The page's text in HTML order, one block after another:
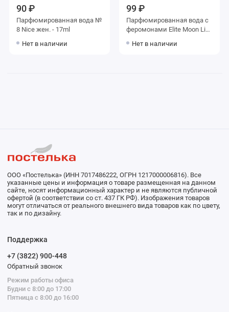
90 ₽
Парфюмированная вода №
8 Nice жен. - 17ml
Нет в наличии
99 ₽
Парфюмированная вода с
феромонами Elite Moon Ligh
Нет в наличии
ООО «Постелька» (ИНН 7017486222, ОГРН 1217000006816). Все
указанные цены и информация о товаре размещенная на данном
сайте, носят информационный характер и не являются публичной
офертой (в соответствии со ст. 437 ГК РФ). Изображения товаров
могут отличаться от реального внешнего вида товаров как по цвету,
так и по дизайну.
Поддержка
+7 (3822) 900-448
Обратный звонок
Режим работы офиса
Будни с 8:00 до 17:00
Пятница с 8:00 до 16:00